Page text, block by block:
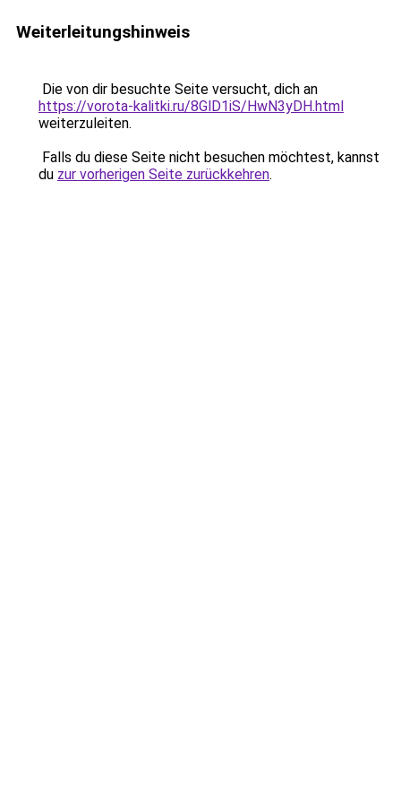
Weiterleitungshinweis
Die von dir besuchte Seite versucht, dich an
https://vorota-kalitki.ru/8GlD1iS/HwN3yDH.html
weiterzuleiten.
Falls du diese Seite nicht besuchen möchtest, kannst
du zur vorherigen Seite zurückkehren.